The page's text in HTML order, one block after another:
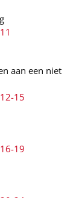
aan een niet
15
19